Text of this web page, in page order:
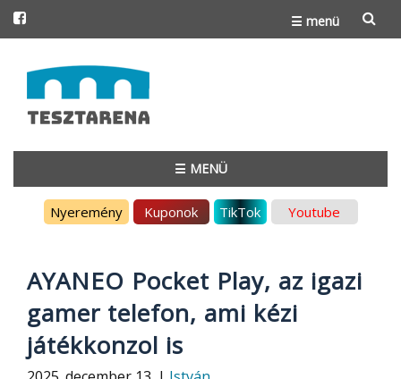
☰ menü
to
content
☰ MENÜ
Nyeremény Kuponok TikTok Youtube
AYANEO Pocket Play, az igazi
gamer telefon, ami kézi
játékkonzol is